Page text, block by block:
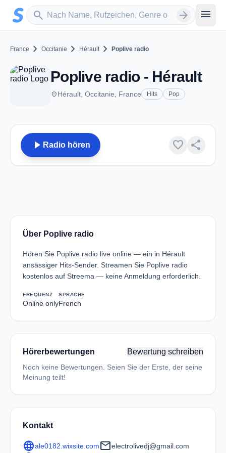
Zum Hauptinhalt springen
search
Sender suchen arrow_forward menu
France chevron_right Occitanie chevron_right Hérault chevron_right Poplive radio
Poplive radio - Hérault
placeHérault, Occitanie, France Hits Pop
play_arrow Radio hören favorite share
Über Poplive radio
Hören Sie Poplive radio live online — ein in Hérault
ansässiger Hits-Sender. Streamen Sie Poplive radio
kostenlos auf Streema — keine Anmeldung erforderlich.
FREQUENZ
Online only
SPRACHE
French
Hörerbewertungen Bewertung schreiben
Noch keine Bewertungen. Seien Sie der Erste, der seine
Meinung teilt!
Kontakt
languageale0182.wixsite.commailelectrolivedj@gmail.com